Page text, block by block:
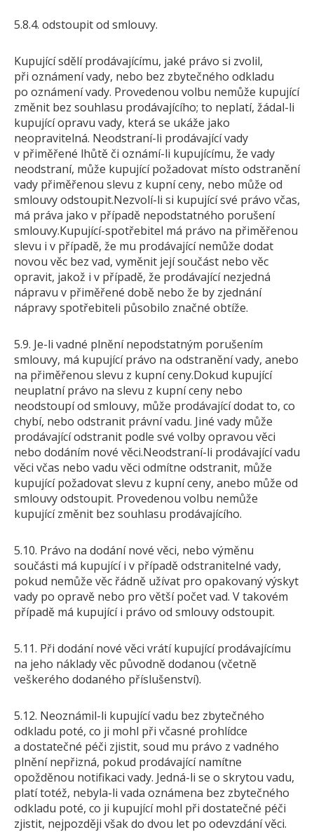
5.8.4. odstoupit od smlouvy.
Kupující sdělí prodávajícímu, jaké právo si zvolil,
při oznámení vady, nebo bez zbytečného odkladu
po oznámení vady. Provedenou volbu nemůže kupující
změnit bez souhlasu prodávajícího; to neplatí, žádal-li
kupující opravu vady, která se ukáže jako
neopravitelná. Neodstraní-li prodávající vady
v přiměřené lhůtě či oznámí-li kupujícímu, že vady
neodstraní, může kupující požadovat místo odstranění
vady přiměřenou slevu z kupní ceny, nebo může od
smlouvy odstoupit.Nezvolí-li si kupující své právo včas,
má práva jako v případě nepodstatného porušení
smlouvy.Kupující-spotřebitel má právo na přiměřenou
slevu i v případě, že mu prodávající nemůže dodat
novou věc bez vad, vyměnit její součást nebo věc
opravit, jakož i v případě, že prodávající nezjedná
nápravu v přiměřené době nebo že by zjednání
nápravy spotřebiteli působilo značné obtíže.
5.9. Je-li vadné plnění nepodstatným porušením
smlouvy, má kupující právo na odstranění vady, anebo
na přiměřenou slevu z kupní ceny.Dokud kupující
neuplatní právo na slevu z kupní ceny nebo
neodstoupí od smlouvy, může prodávající dodat to, co
chybí, nebo odstranit právní vadu. Jiné vady může
prodávající odstranit podle své volby opravou věci
nebo dodáním nové věci.Neodstraní-li prodávající vadu
věci včas nebo vadu věci odmítne odstranit, může
kupující požadovat slevu z kupní ceny, anebo může od
smlouvy odstoupit. Provedenou volbu nemůže
kupující změnit bez souhlasu prodávajícího.
5.10. Právo na dodání nové věci, nebo výměnu
součásti má kupující i v případě odstranitelné vady,
pokud nemůže věc řádně užívat pro opakovaný výskyt
vady po opravě nebo pro větší počet vad. V takovém
případě má kupující i právo od smlouvy odstoupit.
5.11. Při dodání nové věci vrátí kupující prodávajícímu
na jeho náklady věc původně dodanou (včetně
veškerého dodaného příslušenství).
5.12. Neoznámil-li kupující vadu bez zbytečného
odkladu poté, co ji mohl při včasné prohlídce
a dostatečné péči zjistit, soud mu právo z vadného
plnění nepřizná, pokud prodávající namítne
opožděnou notifikaci vady. Jedná-li se o skrytou vadu,
platí totéž, nebyla-li vada oznámena bez zbytečného
odkladu poté, co ji kupující mohl při dostatečné péči
zjistit, nejpozději však do dvou let po odevzdání věci.